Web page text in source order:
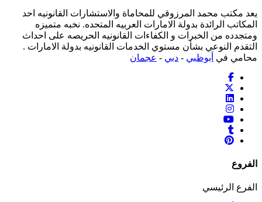
يعد مكتب محمد المرزوقي للمحاماة والاستشارات القانونيه احد
المكاتب الرائدة بدولة الامارات العربيه المتحده. نخبه متميزه
ومتجدده من الخبرات و الكفاءات القانونيه الحريصه على احداث
التقدم النوعي بشأن مستوي الخدمات القانونيه بدولة الامارات .
محامي في أبوظبي - دبي - عجمان
الفروع
الفرع الرئيسي